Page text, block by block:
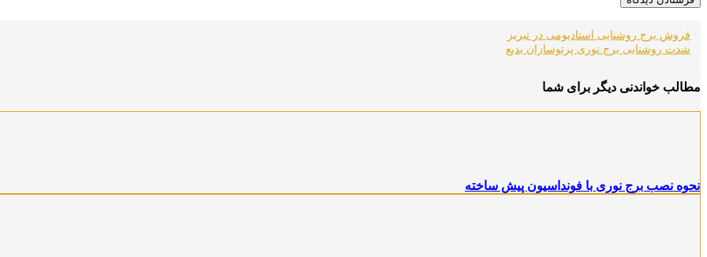
فروش برج روشنایی استادیومی در تبریز
شدت روشنایی برج نوری پرتوسازان بدیع
مطالب خواندنی دیگر برای شما
نحوه نصب برج نوری با فونداسیون پیش ساخته